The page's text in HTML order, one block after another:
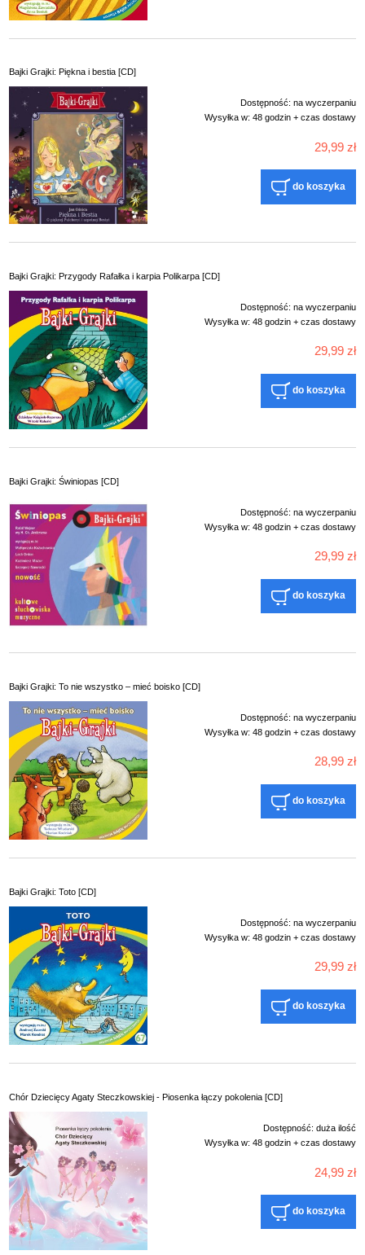
Bajki Grajki: Piękna i bestia [CD]
Dostępność: na wyczerpaniu
Wysyłka w: 48 godzin + czas dostawy
29,99 zł
do koszyka
Bajki Grajki: Przygody Rafałka i karpia Polikarpa [CD]
Dostępność: na wyczerpaniu
Wysyłka w: 48 godzin + czas dostawy
29,99 zł
do koszyka
Bajki Grajki: Świniopas [CD]
Dostępność: na wyczerpaniu
Wysyłka w: 48 godzin + czas dostawy
29,99 zł
do koszyka
Bajki Grajki: To nie wszystko – mieć boisko [CD]
Dostępność: na wyczerpaniu
Wysyłka w: 48 godzin + czas dostawy
28,99 zł
do koszyka
Bajki Grajki: Toto [CD]
Dostępność: na wyczerpaniu
Wysyłka w: 48 godzin + czas dostawy
29,99 zł
do koszyka
Chór Dziecięcy Agaty Steczkowskiej - Piosenka łączy pokolenia [CD]
Dostępność: duża ilość
Wysyłka w: 48 godzin + czas dostawy
24,99 zł
do koszyka